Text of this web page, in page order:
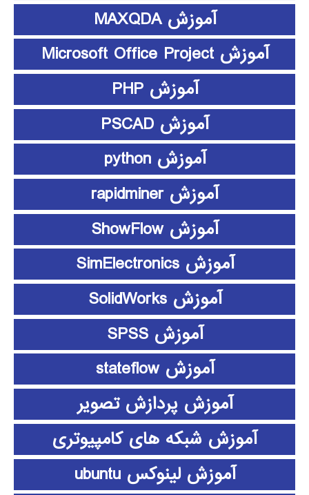
آموزش MAXQDA
آموزش Microsoft Office Project
آموزش PHP
آموزش PSCAD
آموزش python
آموزش rapidminer
آموزش ShowFlow
آموزش SimElectronics
آموزش SolidWorks
آموزش SPSS
آموزش stateflow
آموزش پردازش تصویر
آموزش شبکه های کامپیوتری
آموزش لینوکس ubuntu